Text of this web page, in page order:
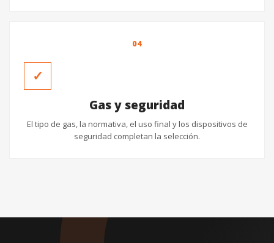
04
✓
Gas y seguridad
El tipo de gas, la normativa, el uso final y los dispositivos de
seguridad completan la selección.